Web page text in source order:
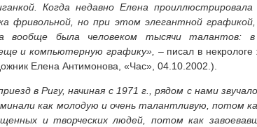
Когда недавно Елена
фривольной, но при этом элегантной графикой,
вообще была человеком тысячи талантов:
и компьютерную графику», – писал в
Елена Антимонова, «Час», 04.10.2002.).
в Ригу, начиная с 1971 г., рядом с нами
как молодую и очень талантливую, потом
и творческих людей, потом как